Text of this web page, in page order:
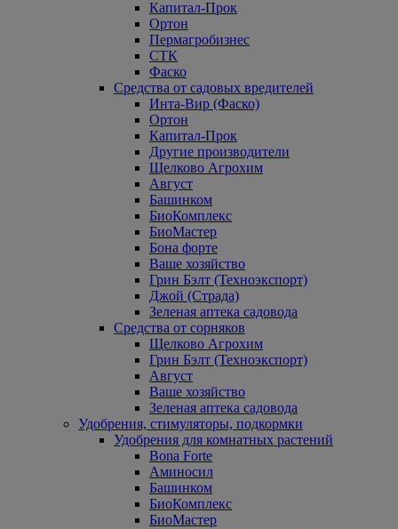
Капитал-Прок
Ортон
Пермагробизнес
СТК
Фаско
Средства от садовых вредителей
Инта-Вир (Фаско)
Ортон
Капитал-Прок
Другие производители
Щелково Агрохим
Август
Башинком
БиоКомплекс
БиоМастер
Бона форте
Ваше хозяйство
Грин Бэлт (Техноэкспорт)
Джой (Страда)
Зеленая аптека садовода
Средства от сорняков
Щелково Агрохим
Грин Бэлт (Техноэкспорт)
Август
Ваше хозяйство
Зеленая аптека садовода
Удобрения, стимуляторы, подкормки
Удобрения для комнатных растений
Bona Forte
Аминосил
Башинком
БиоКомплекс
БиоМастер